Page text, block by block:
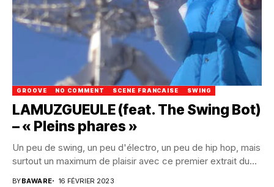
GROOVE NO COMMENT SCENE FRANCAISE SWING
LAMUZGUEULE (feat. The Swing Bot)
– « Pleins phares »
Un peu de swing, un peu d'électro, un peu de hip hop, mais
surtout un maximum de plaisir avec ce premier extrait du...
BYBAWARE 16 FÉVRIER 2023